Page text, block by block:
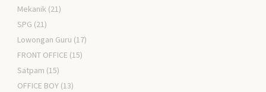
Mekanik (21)
SPG (21)
Lowongan Guru (17)
FRONT OFFICE (15)
Satpam (15)
OFFICE BOY (13)